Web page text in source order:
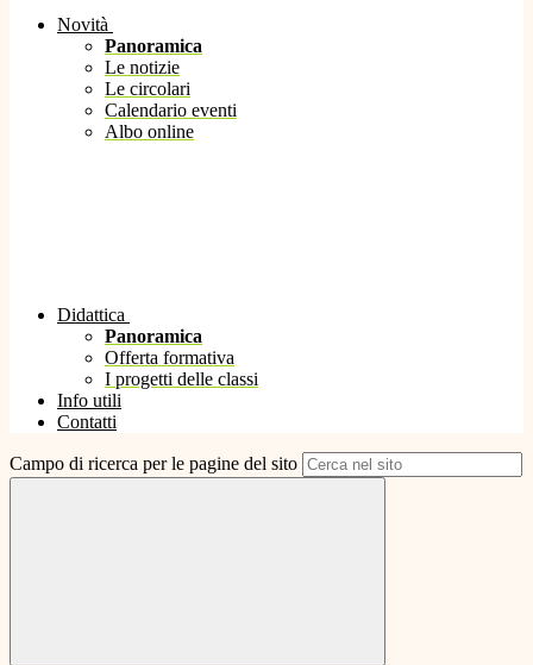
Novità
Panoramica
Le notizie
Le circolari
Calendario eventi
Albo online
Didattica
Panoramica
Offerta formativa
I progetti delle classi
Info utili
Contatti
Campo di ricerca per le pagine del sito